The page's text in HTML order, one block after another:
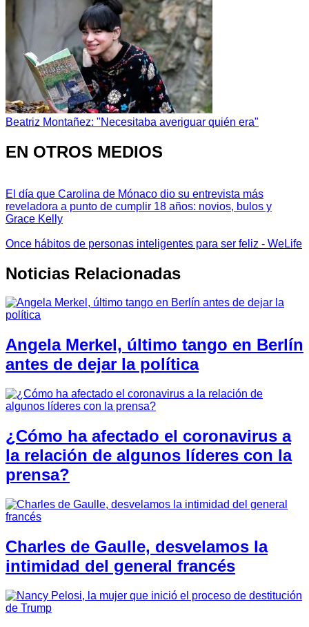
Beatriz Montañez: "Necesitaba averiguar quién era"
EN OTROS MEDIOS
El día que Carolina de Mónaco dio su entrevista más
reveladora a punto de cumplir 18 años: novios, bulos y
Grace Kelly
Once hábitos de personas inteligentes para ser feliz - WeLife
Noticias Relacionadas
Angela Merkel, último tango en Berlín
antes de dejar la política
¿Cómo ha afectado el coronavirus a
la relación de algunos líderes con la
prensa?
Charles de Gaulle, desvelamos la
intimidad del general francés